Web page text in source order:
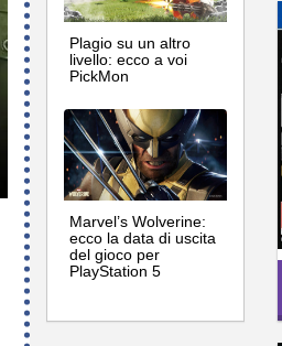
Plagio su un altro
livello: ecco a voi
PickMon
Marvel’s Wolverine:
ecco la data di uscita
del gioco per
PlayStation 5